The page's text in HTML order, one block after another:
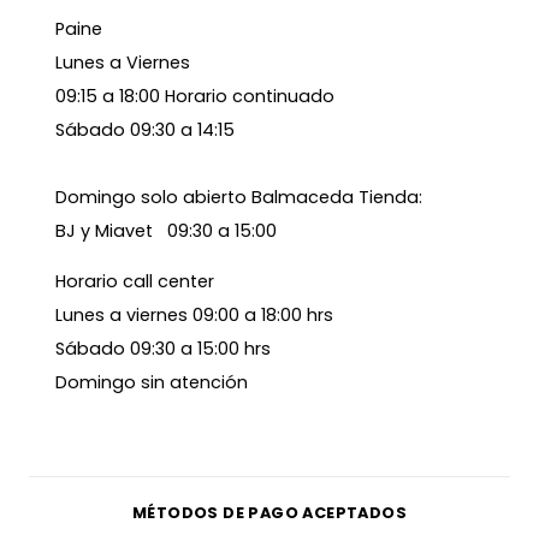
Paine
Lunes a Viernes
09:15 a 18:00 Horario continuado
Sábado 09:30 a 14:15
Domingo solo abierto Balmaceda Tienda:
BJ y Miavet 09:30 a 15:00
Horario call center
Lunes a viernes 09:00 a 18:00 hrs
Sábado 09:30 a 15:00 hrs
Domingo sin atención
MÉTODOS DE PAGO ACEPTADOS